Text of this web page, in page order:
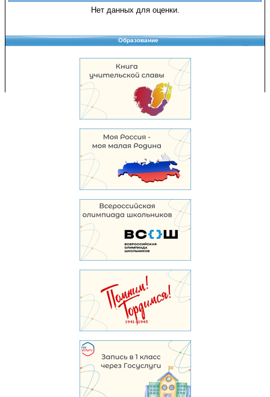
Нет данных для оценки.
Образование
Copyright © 2008-2026 Управление образования
Перепечатка и использование материалов возможны только с разрешения
Управления образования.
103,958,730 уникальных посетителей